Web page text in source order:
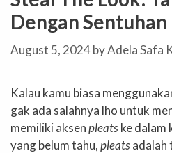
Dengan
August 5, 2024byAdela Safa
Kalau kamu biasa
gak ada salahnya lho untuk
memiliki aksenpleatske dalam
yang belum tahu,pleatsadalah